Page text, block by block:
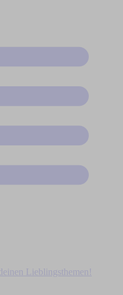
Lieblingsthemen!